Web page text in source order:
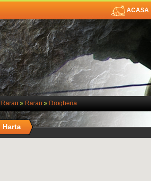
ACASA
Rarau » Rarau » Drogheria
Harta